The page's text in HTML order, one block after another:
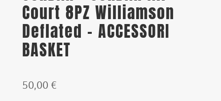
Court 8PZ Williamson
Deflated – ACCESSORI
BASKET
50,00 €